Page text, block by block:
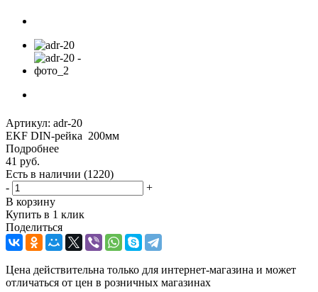
Артикул: adr-20
EKF DIN-рейка 200мм
Подробнее
41 руб.
Есть в наличии (1220)
-
+
В корзину
Купить в 1 клик
Поделиться
Цена действительна только для интернет-магазина и может
отличаться от цен в розничных магазинах